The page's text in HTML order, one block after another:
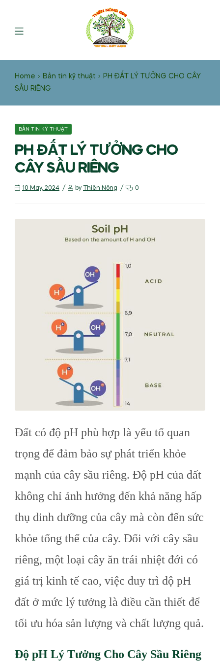
Home Bản tin kỹ thuật
PH ĐẤT LÝ TƯỞNG CHO CÂY
SẦU RIÊNG
BẢN TIN KỸ THUẬT
PH ĐẤT LÝ TƯỞNG CHO
CÂY SẦU RIÊNG
10 May, 2024 by Thiên Nông 0
Đất có độ pH phù hợp là yếu tố quan
trọng để đảm bảo sự phát triển khỏe
mạnh của cây sầu riêng. Độ pH của đất
không chỉ ảnh hưởng đến khả năng hấp
thụ dinh dưỡng của cây mà còn đến sức
khỏe tổng thể của cây. Đối với cây sầu
riêng, một loại cây ăn trái nhiệt đới có
giá trị kinh tế cao, việc duy trì độ pH
đất ở mức lý tưởng là điều cần thiết để
tối ưu hóa sản lượng và chất lượng quả.
Độ pH Lý Tưởng Cho Cây Sầu Riêng